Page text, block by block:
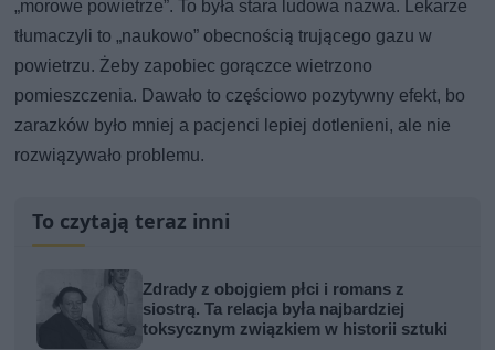
„morowe powietrze”. To była stara ludowa nazwa. Lekarze
tłumaczyli to „naukowo” obecnością trującego gazu w
powietrzu. Żeby zapobiec gorączce wietrzono
pomieszczenia. Dawało to częściowo pozytywny efekt, bo
zarazków było mniej a pacjenci lepiej dotlenieni, ale nie
rozwiązywało problemu.
To czytają teraz inni
Zdrady z obojgiem płci i romans z
siostrą. Ta relacja była najbardziej
toksycznym związkiem w historii sztuki